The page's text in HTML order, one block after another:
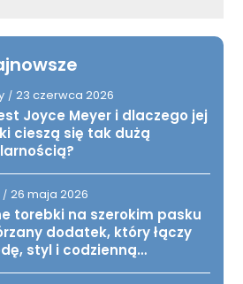
/ 23 czerwca 2026
Joyce Meyer i dlaczego jej
cieszą się tak dużą
/ 26 maja 2026
torebki na szerokim pasku
dodatek, który łączy
styl i codzienną